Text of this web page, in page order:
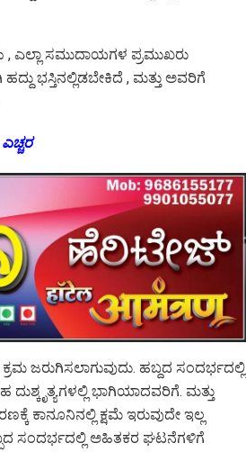
ಎಲ್ಲಾ ಸಮುದಾಯಗಳ ಪ್ರಮುಖರು
ಭಸ್ತಿನಲ್ಲಿಡಬೇಕಿದೆ , ಮತ್ತು ಅವರಿಗೆ
ಜರುಗಿಸಲ‍ಾಗುವುದು. ಹಬ್ದದ ಸಂದರ್ಭದಲ್ಲಿ
ಭಾಗಿಯಾದವರಿಗೆ. ಮತ್ತು
ಕಾನೂನಿನಲ್ಲಿ ಕ್ಷಮೆ ಇರುವುದೇ ಇಲ್ಲ
ಸಂದರ್ಭದಲ್ಲಿ ಅಹಿತಕರ ಘಟನೆಗಳಿಗೆ